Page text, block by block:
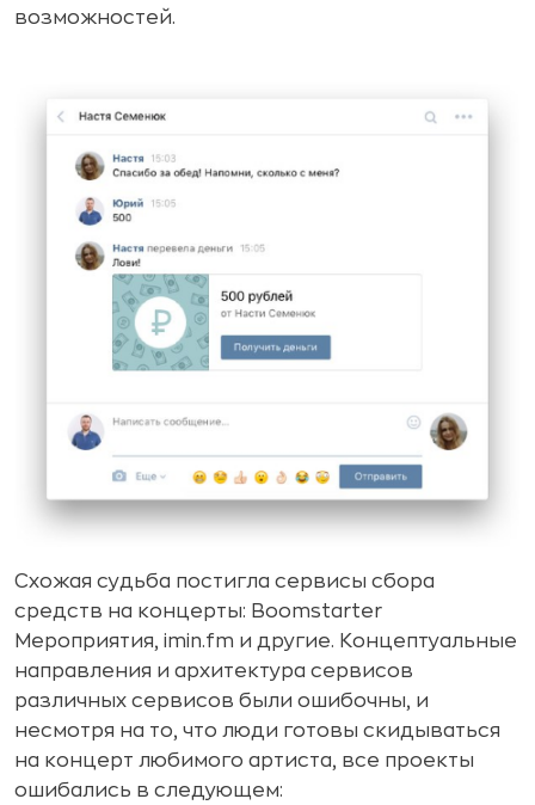
возможностей.
Схожая судьба постигла сервисы сбора
средств на концерты: Boomstarter
Мероприятия, imin.fm и другие. Концептуальные
направления и архитектура сервисов
различных сервисов были ошибочны, и
несмотря на то, что люди готовы скидываться
на концерт любимого артиста, все проекты
ошибались в следующем: